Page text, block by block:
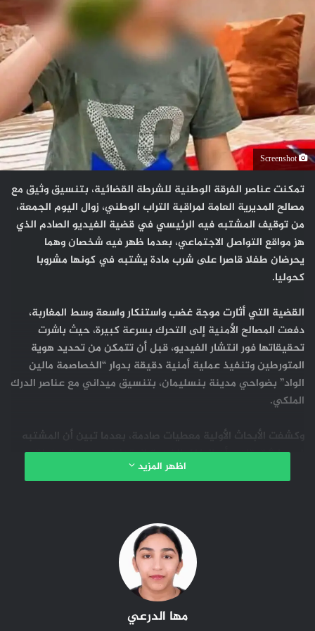
Screenshot
تمكنت عناصر الفرقة الوطنية للشرطة القضائية، بتنسيق وثيق مع
مصالح المديرية العامة لمراقبة التراب الوطني، زوال اليوم الجمعة،
من توقيف المشتبه فيه الرئيسي في قضية الفيديو الصادم الذي
هز مواقع التواصل الاجتماعي، بعدما ظهر فيه شخصان وهما
يحرضان طفلا قاصرا على شرب مادة يشتبه في كونها مشروبا
كحوليا.
القضية التي أثارت موجة غضب واستنكار واسعة وسط المغاربة،
دفعت المصالح الأمنية إلى التحرك بسرعة كبيرة، حيث باشرت
تحقيقاتها فور انتشار الفيديو، قبل أن تتمكن من تحديد هوية
المتورطين وتنفيذ عملية أمنية دقيقة بدوار “الخصاصمة مالين
الواد” بضواحي مدينة بنسليمان، بتنسيق ميداني مع عناصر الدرك
الملكي.
وكشفت الأبحاث الأولية معطيات صادمة، بعدما تبين أن المشتبه
فيهما شقيقان، وأن الطفل الضحية لا يتجاوز عمره ست سنوات،
وهو ابن شقيقهما الثالث، ما زاد من حدة الصدمة والغضب الشعبي
وقد تم توقيف أحد المشتبه فيهما، فيما جرى تحديد هوية شقيقه
الثاني بشكل كامل، مع تكثيف الأبحاث الأمنية لتوقيفه في أقرب
ويخضع الموقوف حاليا لتحقيق قضائي تحت إشراف النيابة العامة
اظهر المزيد
مها الدرعي